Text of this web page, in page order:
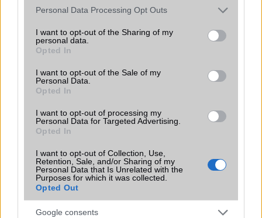
Please note that this website/app uses one or more Google
not limited to your visit or usage behaviour. You may click to
grant or deny consent to Google and its third-party tags to
use your data for below specified purposes in below Google
consent section.
Personal Data Processing Opt Outs
I want to opt-out of the Sharing of my
personal data.
Opted In
I want to opt-out of the Sale of my
Personal Data.
Opted In
I want to opt-out of processing my
Personal Data for Targeted Advertising.
Opted In
I want to opt-out of Collection, Use,
Retention, Sale, and/or Sharing of my
Personal Data that Is Unrelated with the
Purposes for which it was collected.
Opted Out
Google consents
KAPCSOLÓDÓ HÍREK
Pár nap és itt a Huawei Mate X!?
Itt a Huawei Mate X!?
Itt van a Huawei Mate X!
Kicsomagoló videó a Huawei Mate X-ről!
Huawei Mate 30 5G mellett érkezik az X!
Boltokban a Huawei Mate X!
Szerinted mennyi pénzt hozott a Galaxy Fold és a Mate X?
Ilyen lehet a Mate X2
További hírek